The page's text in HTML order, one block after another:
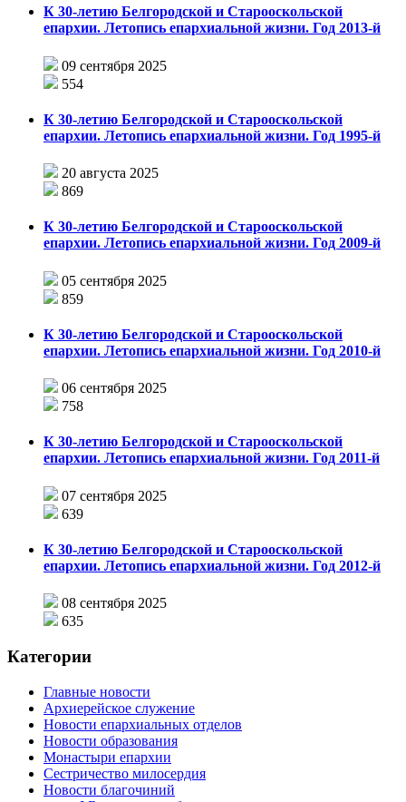
К 30-летию Белгородской и Старооскольской
епархии. Летопись епархиальной жизни. Год 2013-й
09 сентября 2025
554
К 30-летию Белгородской и Старооскольской
епархии. Летопись епархиальной жизни. Год 1995-й
20 августа 2025
869
К 30-летию Белгородской и Старооскольской
епархии. Летопись епархиальной жизни. Год 2009-й
05 сентября 2025
859
К 30-летию Белгородской и Старооскольской
епархии. Летопись епархиальной жизни. Год 2010-й
06 сентября 2025
758
К 30-летию Белгородской и Старооскольской
епархии. Летопись епархиальной жизни. Год 2011-й
07 сентября 2025
639
К 30-летию Белгородской и Старооскольской
епархии. Летопись епархиальной жизни. Год 2012-й
08 сентября 2025
635
Категории
Главные новости
Архиерейское служение
Новости епархиальных отделов
Новости образования
Монастыри епархии
Сестричество милосердия
Новости благочиний